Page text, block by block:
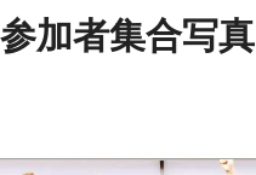
加者集合写真